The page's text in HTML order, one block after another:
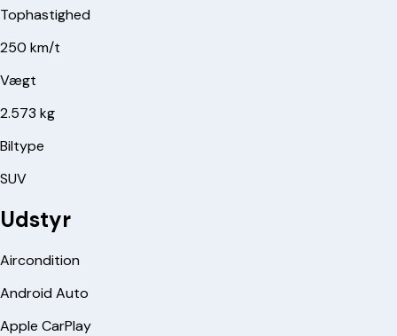
Tophastighed
250 km/t
Vægt
2.573 kg
Biltype
SUV
Udstyr
Aircondition
Android Auto
Apple CarPlay